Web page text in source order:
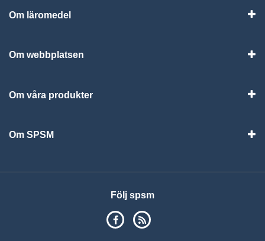
Om läromedel
Om webbplatsen
Om våra produkter
Om SPSM
Följ spsm
SPSM på Facebook